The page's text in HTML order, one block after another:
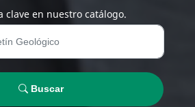
clave en nuestro catálogo.
Buscar